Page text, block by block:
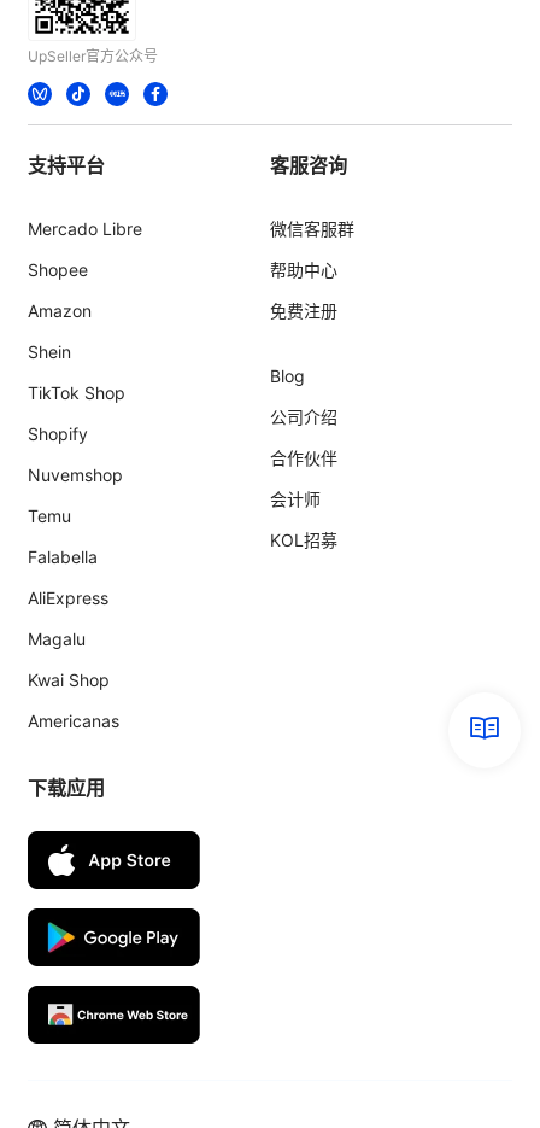
UpSeller官方公众号
支持平台
Mercado Libre
Shopee
Amazon
Shein
TikTok Shop
Shopify
Nuvemshop
Temu
Falabella
AliExpress
Magalu
Kwai Shop
Americanas
客服咨询
微信客服群
帮助中心
免费注册
Blog
公司介绍
合作伙伴
会计师
KOL招募
下载应用